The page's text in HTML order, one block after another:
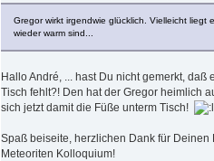
Gregor wirkt irgendwie glücklich. Vielleicht liegt
wieder warm sind...
Hallo André, ... hast Du nicht gemerkt,
Tisch fehlt?! Den hat der Gregor heimlich
sich jetzt damit die Füße unterm Tisch!
Spaß beiseite, herzlichen Dank für Deinen
Meteoriten Kolloquium!